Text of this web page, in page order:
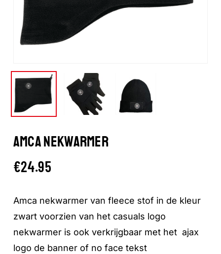
AMCA NEKWARMER
€24.95
Amca nekwarmer van fleece stof in de kleur
zwart voorzien van het casuals logo
nekwarmer is ook verkrijgbaar met het ajax
logo de banner of no face tekst